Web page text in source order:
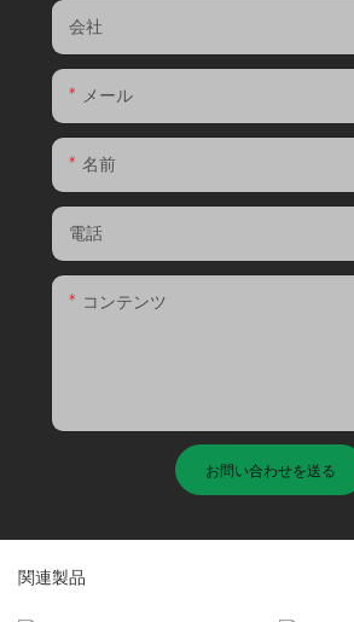
会社
メール
名前
電話
コンテンツ
お問い合わせを送る
関連製品